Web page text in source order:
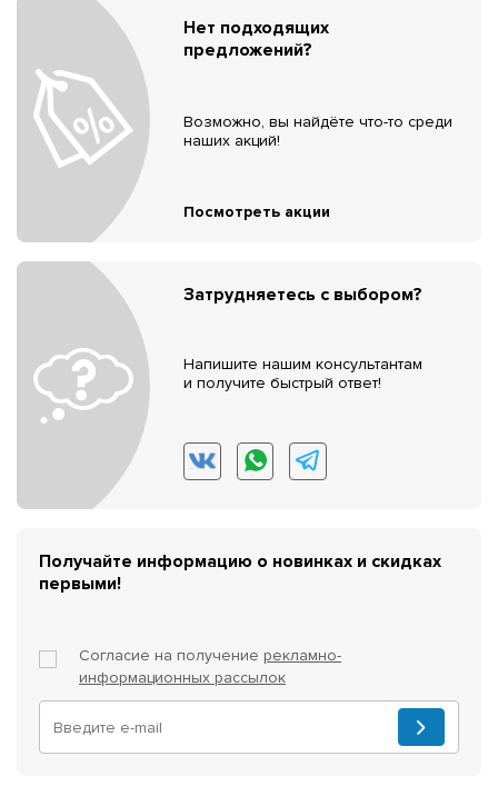
Нет подходящих
предложений?
Возможно, вы найдёте что-то среди
наших акций!
Посмотреть акции
Затрудняетесь с выбором?
Напишите нашим консультантам
и получите быстрый ответ!
Получайте информацию о новинках и скидках
первыми!
Согласие на получение рекламно-
информационных рассылок